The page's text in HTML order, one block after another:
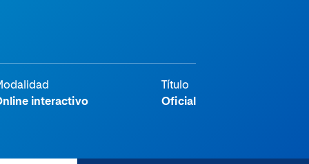
Escuela Superior de Ingeniería
Facultad de Derecho
Escuela de Doctorado
interactivo
Título
Oficial